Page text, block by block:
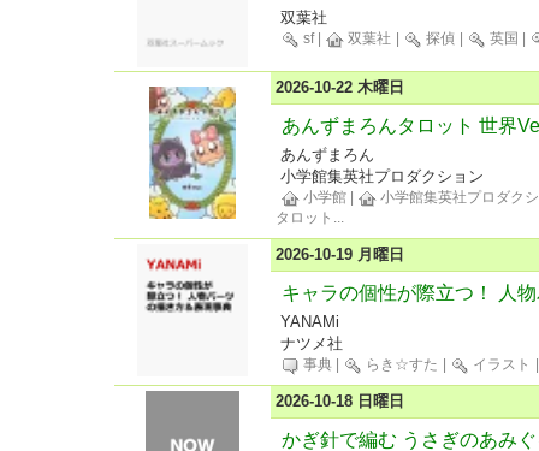
双葉社
sf 双葉社 探偵 英国
2026-10-22 木曜日
あんずまろんタロット 世界
あんずまろん
小学館集英社プロダクション
小学館
小学館集英社プロダク
タロット ...
2026-10-19 月曜日
キャラの個性が際立つ！ 人
YANAMi
ナツメ社
事典 らき☆すた イラスト
2026-10-18 日曜日
かぎ針で編む うさぎのあみ